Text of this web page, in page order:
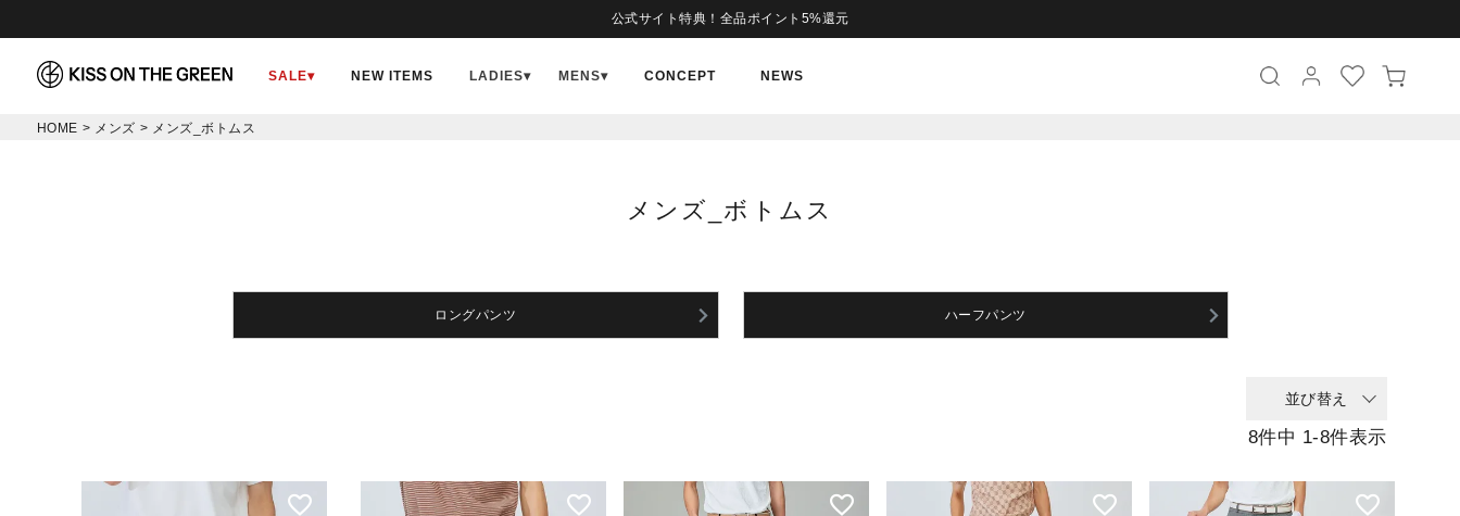
公式サイト特典！全品ポイント5%還元
SALE▾ NEW ITEMS LADIES▾ MENS▾ CONCEPT NEWS
HOME メンズ メンズ_ボトムス
メンズ_ボトムス
ロングパンツ ハーフパンツ
並び替え
8件中 1-8件表示